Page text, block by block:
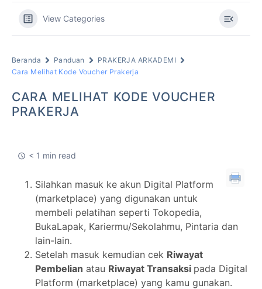
View Categories
Beranda Panduan
PRAKERJA ARKADEMI
Cara Melihat Kode Voucher Prakerja
CARA MELIHAT KODE VOUCHER
PRAKERJA
< 1 min read
Silahkan masuk ke akun Digital Platform
(marketplace) yang digunakan untuk
membeli pelatihan seperti Tokopedia,
BukaLapak, Kariermu/Sekolahmu, Pintaria dan
lain-lain.
Setelah masuk kemudian cek Riwayat
Pembelian atau Riwayat Transaksi pada Digital
Platform (marketplace) yang kamu gunakan.